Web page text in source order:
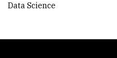
Data Science